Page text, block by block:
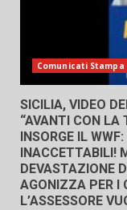
Comunicati Stampa
SICILIA, VIDEO
“AVANTI CON LA
INSORGE IL
INACCETTABILI!
DEVASTAZIONE
AGONIZZA PER I
L’ASSESSORE